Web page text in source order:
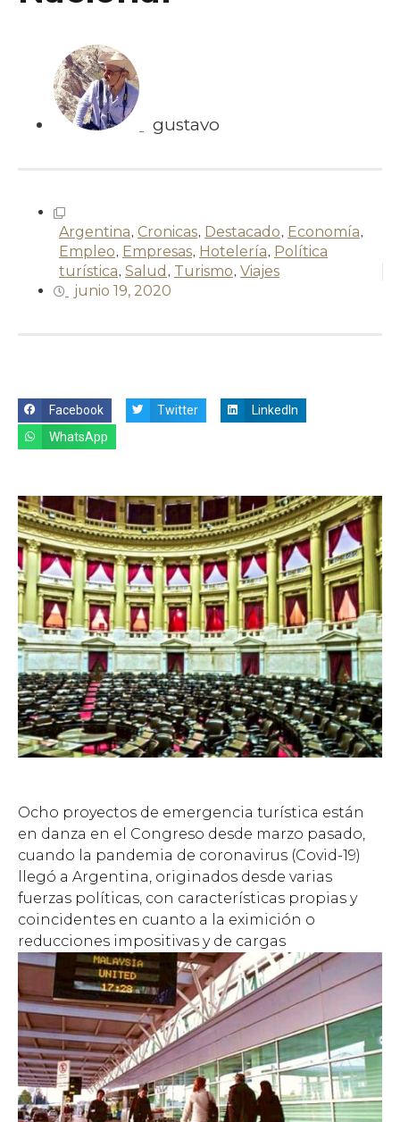
gustavo
Argentina, Cronicas, Destacado, Economía,
Empleo, Empresas, Hotelería, Política
turística, Salud , Turismo, Viajes
junio 19, 2020
Facebook Twitter
LinkedIn
WhatsApp
Ocho proyectos de emergencia turística están
en danza en el Congreso desde marzo pasado,
cuando la pandemia de coronavirus (Covid-19)
llegó a Argentina, originados desde varias
fuerzas políticas, con características propias y
coincidentes en cuanto a la eximición o
reducciones impositivas y de cargas